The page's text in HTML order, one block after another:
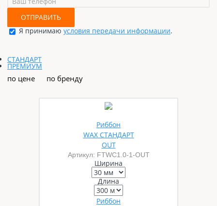
ОТПРАВИТЬ
Я принимаю условия передачи информации.
СТАНДАРТ
ПРЕМИУМ
по цене по бренду
Риббон
WAX СТАНДАРТ
OUT
Артикул: FTWС1.0-1-OUT
Ширина
Длина
Риббон